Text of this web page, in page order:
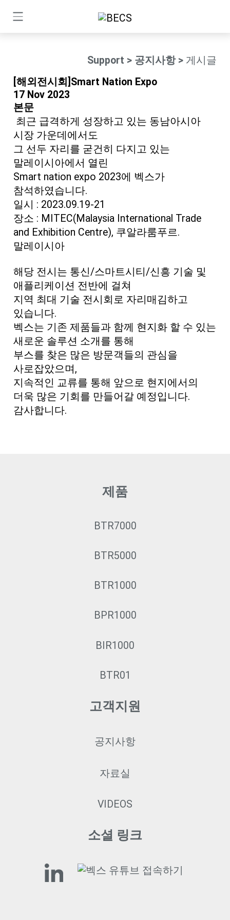
Support > 공지사항 > 게시글
[해외전시회]Smart Nation Expo
17 Nov 2023
본문
최근 급격하게 성장하고 있는 동남아시아
시장 가운데에서도
그 선두 자리를 굳건히 다지고 있는
말레이시아에서 열린
Smart nation expo 2023에 벡스가
참석하였습니다.
일시 : 2023.09.19-21
장소 : MITEC(Malaysia International Trade
and Exhibition Centre), 쿠알라룸푸르.
말레이시아
해당 전시는 통신/스마트시티/신흥 기술 및
애플리케이션 전반에 걸쳐
지역 최대 기술 전시회로 자리매김하고
있습니다.
벡스는 기존 제품들과 함께 현지화 할 수 있는
새로운 솔루션 소개를 통해
부스를 찾은 많은 방문객들의 관심을
사로잡았으며,
지속적인 교류를 통해 앞으로 현지에서의
더욱 많은 기회를 만들어갈 예정입니다.
감사합니다.
제품
BTR7000
BTR5000
BTR1000
BPR1000
BIR1000
BTR01
고객지원
공지사항
자료실
VIDEOS
소셜 링크